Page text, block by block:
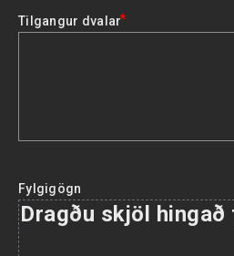
Tilgangur dvalar*
Fylgigögn
Dragðu skjöl hingað